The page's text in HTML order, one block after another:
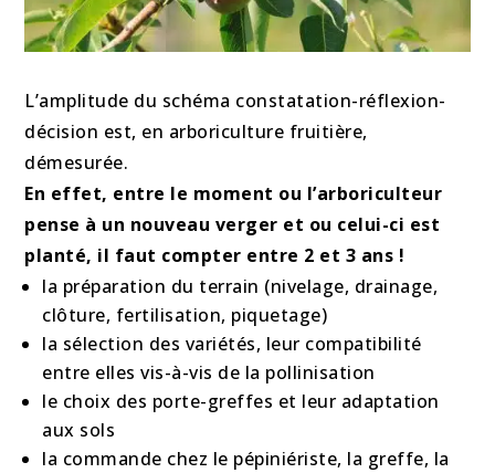
L’amplitude du schéma constatation-réflexion-
décision est, en arboriculture fruitière,
démesurée.
En effet, entre le moment ou l’arboriculteur
pense à un nouveau verger et ou celui-ci est
planté, il faut compter entre 2 et 3 ans !
la préparation du terrain (nivelage, drainage,
clôture, fertilisation, piquetage)
la sélection des variétés, leur compatibilité
entre elles vis-à-vis de la pollinisation
le choix des porte-greffes et leur adaptation
aux sols
la commande chez le pépiniériste, la greffe, la